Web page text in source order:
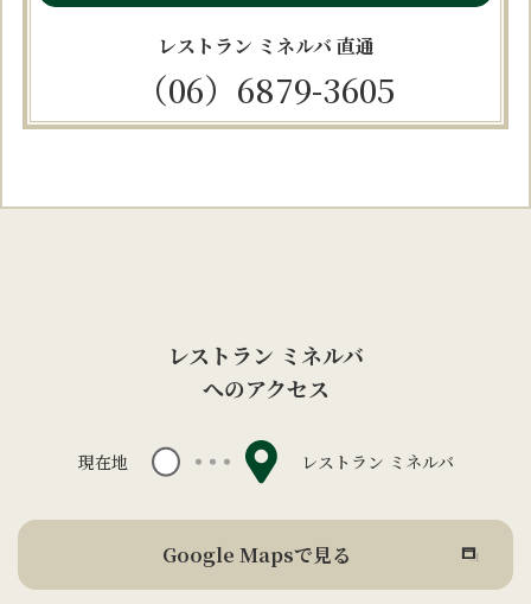
レストラン ミネルバ 直通
（06）6879-3605
レストラン ミネルバ
へのアクセス
現在地 レストラン ミネルバ
Google Mapsで見る